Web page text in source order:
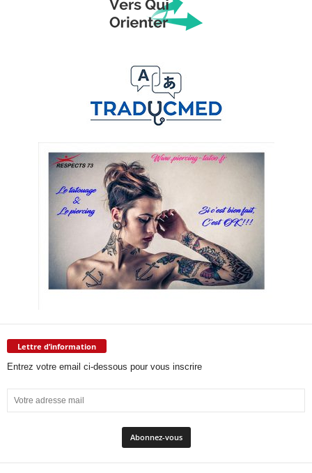
Lettre d’information
Entrez votre email ci-dessous pour vous inscrire